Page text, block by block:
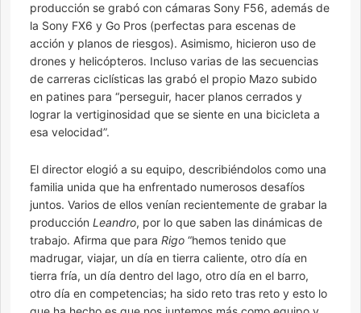
producción se grabó con cámaras Sony F56, además de
la Sony FX6 y Go Pros (perfectas para escenas de
acción y planos de riesgos). Asimismo, hicieron uso de
drones y helicópteros. Incluso varias de las secuencias
de carreras ciclísticas las grabó el propio Mazo subido
en patines para “perseguir, hacer planos cerrados y
lograr la vertiginosidad que se siente en una bicicleta a
esa velocidad”.
El director elogió a su equipo, describiéndolos como una
familia unida que ha enfrentado numerosos desafíos
juntos. Varios de ellos venían recientemente de grabar la
producción Leandro, por lo que saben las dinámicas de
trabajo. Afirma que para Rigo “hemos tenido que
madrugar, viajar, un día en tierra caliente, otro día en
tierra fría, un día dentro del lago, otro día en el barro,
otro día en competencias; ha sido reto tras reto y esto lo